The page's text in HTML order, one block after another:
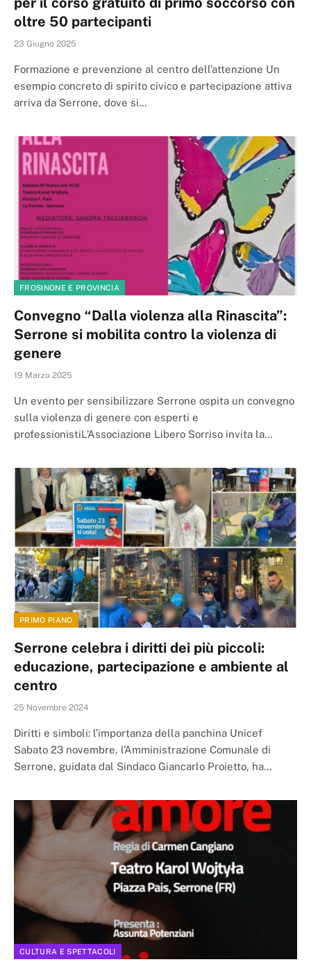
oltre 50 partecipanti
23 Giugno 2025
Formazione e prevenzione al centro dell’attenzione Un
esempio concreto di spirito civico e partecipazione attiva
arriva da Serrone, dove si…
FROSINONE E PROVINCIA
Convegno “Dalla violenza alla Rinascita”:
Serrone si mobilita contro la violenza di
genere
19 Marzo 2025
Un evento per sensibilizzare Serrone ospita un convegno
sulla violenza di genere con esperti e
professionistiL’Associazione Libero Sorriso invita la…
PRIMO PIANO
Serrone celebra i diritti dei più piccoli:
educazione, partecipazione e ambiente al
centro
25 Novembre 2024
Diritti e simboli: l’importanza della panchina Unicef
Sabato 23 novembre, l’Amministrazione Comunale di
Serrone, guidata dal Sindaco Giancarlo Proietto, ha…
CULTURA E SPETTACOLI